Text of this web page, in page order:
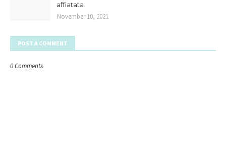
affiatata
November 10, 2021
POST A COMMENT
0 Comments